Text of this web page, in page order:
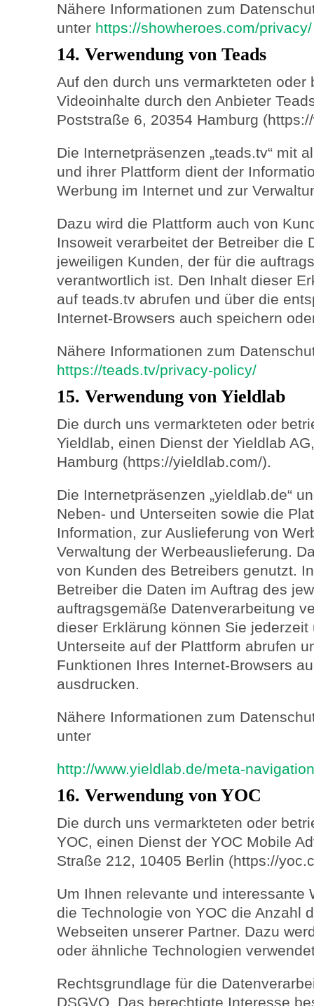
Nähere Informationen zum
unter https://showheroes.com/privacy/
14. Verwendung von Teads
Auf den durch uns vermarkteten oder
Videoinhalte durch den Anbieter
Poststraße 6, 20354 Hamburg
Die Internetpräsenzen „teads.tv“ mit
und ihrer Plattform dient der
Werbung im Internet und zur
Dazu wird die Plattform auch von
Insoweit verarbeitet der Betreiber die
jeweiligen Kunden, der für die
verantwortlich ist. Den Inhalt dieser
auf teads.tv abrufen und über die
Internet-Browsers auch speichern
Nähere Informationen zum
https://teads.tv/privacy-policy/
15. Verwendung von Yieldlab
Die durch uns vermarkteten oder
Yieldlab, einen Dienst der Yieldlab
Hamburg (https://yieldlab.com/).
Die Internetpräsenzen „yieldlab.de“
Neben- und Unterseiten sowie die
Information, zur Auslieferung von
Verwaltung der Werbeauslieferung.
von Kunden des Betreibers genutzt.
Betreiber die Daten im Auftrag des
auftragsgemäße Datenverarbeitung
dieser Erklärung können Sie
Unterseite auf der Plattform abrufen
Funktionen Ihres Internet-Browsers
ausdrucken.
Nähere Informationen zum
unter
http://www.yieldlab.de/meta-
16. Verwendung von YOC
Die durch uns vermarkteten oder
YOC, einen Dienst der YOC Mobile
Straße 212, 10405 Berlin (https://
Um Ihnen relevante und interessante
die Technologie von YOC die Anzahl
Webseiten unserer Partner. Dazu
oder ähnliche Technologien
Rechtsgrundlage für die
DSGVO. Das berechtigte Interesse